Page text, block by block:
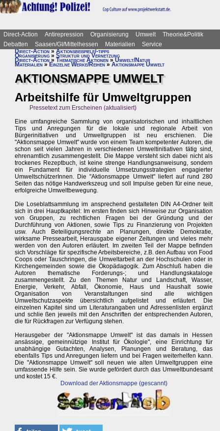
Direct-Action Antirepression Organisierung Umwelt
Theorie&Politik
Debatten
Saasen/GI/Mittelhessen Materialien
Service
Direct-Action»Aktionsbeispiele/-tipps
Organisierung » Struktur und Vernetzung
Direct-Action » Thematische Aktionen » Umwelt/Natur
Materialien » Einzelne Werke/Reihen » Aktionsmappe Umwelt
AKTIONSMAPPE UMWELT
Arbeitshilfe für Umweltgruppen
Pressetext zum Erscheinen (aktualisiert)
Eine umfangreiche Sammlung von organisatorischen und inhaltlichen
Tips und Anregungen für die lokale und regionale Arbeit von
Bürgerinitiativen und Umweltgruppen ist neu erschienen. Die
"Aktionsmappe Umwelt" wurde von einem Team kompetenter Autoren, die
schon seit vielen Jahren in verschiedenen Umweltinitiativen tätig sind,
ehrenamtlich zusammengestellt. Die Mappe versteht sich dabei nicht als
trockenes Rezeptbuch, ist keine strenge Handlungsanweisung, sondern
ein Fundament für individuelle Umsetzungsstrategien engagierter
UmweltschützerInnen. Die "Aktionsmappe Umwelt" liefert auf rund 280
Seiten das nötige Handwerkszeug und soll Impulse geben für eine neue,
erfolgreiche Umweltbewegung.
Die Loseblattsammlung im ansprechend gestalteten DIN A4-Ordner teilt
sich in drei Hauptkapitel: Im ersten finden sich Hinweise zur Organisation
von Gruppen, zu rechtlichen Fragen bei der Gründung und der
Durchführung von Aktionen, sowie Tips zu Finanzierung von Projekten
usw. Auch Beteiligungsrechte an Planungen, direkte Demokratie,
wirksame Pressearbeit, Herausgabe eigener Zeitungen und vieles mehr
werden von den Autoren erläutert. Im zweiten Teil der Mappe befinden
sich Vorschläge für spezifische Arbeitsbereiche, z.B. den Aufbau von Food
Coops oder Tauschringen, die Umweltarbeit an der Hochschulen oder in
Kirchengemeinden sowie die Ökopädagogik. Zum Abschluß haben die
Autoren thematische Forderungs-; und Handlungskataloge
zusammengestellt. Zu den Themen Natur und Landschaft, Wasser,
Energie, Verkehr, Abfall, Ökonomie, Haus und Haushalt sowie
Organisation von Veranstaltungen sind alle wichtigen
Umweltschutzaspekte übersichtlich aufgelistet und erläutert. Die
einzelnen Kapitel sind um Literaturangaben und Adressenlisten ergänzt
und schlie ßen jeweils mit den Anschriften der entsprechenden Autoren,
die für Rückfragen zur Verfügung stehen.
Herausgeber der "Aktionsmappe Umwelt" ist das damals in Hessen
ansässige, gemeinnützige Institut für Ökologie", eine Einrichtung für
unabhängige Gutachten, Analysen, Planungen und Beratung, das
ebenfalls Tips und Anregungen liefern und bei Fragen weiterhelfen kann.
Die "Aktionsmappe Umwelt" soll neuen wie alten Umweltgruppen eine
umfassende Hilfe sein. Sie wurde gefördert durch das Umweltbundesamt
und kostet 15 €.
Download der Aktionsmappe (gescannt)